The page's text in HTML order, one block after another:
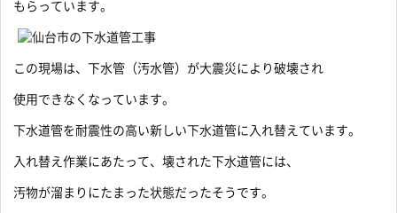
もらっています。
この現場は、下水管（汚水管）が大震災により破壊され
使用できなくなっています。
下水道管を耐震性の高い新しい下水道管に入れ替えています。
入れ替え作業にあたって、壊された下水道管には、
汚物が溜まりにたまった状態だったそうです。